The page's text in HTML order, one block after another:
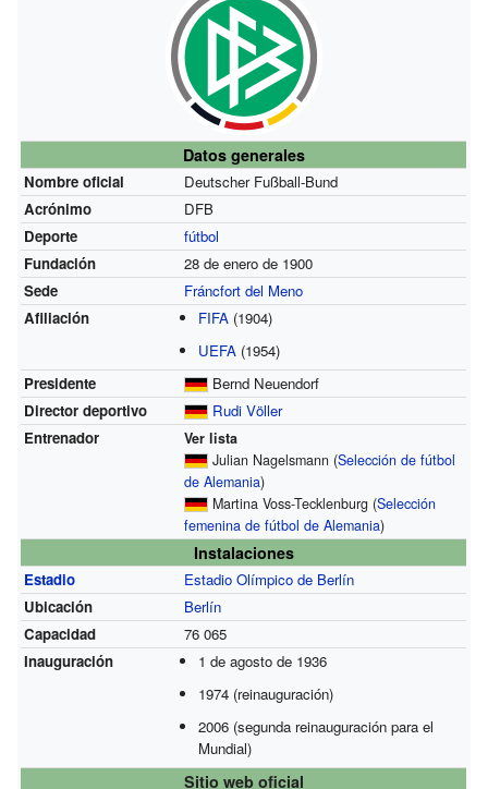
Datos generales
Nombre oficial
Deutscher Fußball-Bund
Acrónimo
DFB
Deporte
fútbol
Fundación
28 de enero de 1900
Sede
Fráncfort del Meno
Afiliación
FIFA (1904)
UEFA (1954)
Presidente
Bernd Neuendorf
Director deportivo
Rudi Völler
Entrenador
Ver lista
Julian Nagelsmann (Selección de fútbol
de Alemania)
Martina Voss-Tecklenburg (Selección
femenina de fútbol de Alemania)
Instalaciones
Estadio
Estadio Olímpico de Berlín
Ubicación
Berlín
Capacidad
76 065
Inauguración
1 de agosto de 1936
1974 (reinauguración)
2006 (segunda reinauguración para el
Mundial)
Sitio web oficial